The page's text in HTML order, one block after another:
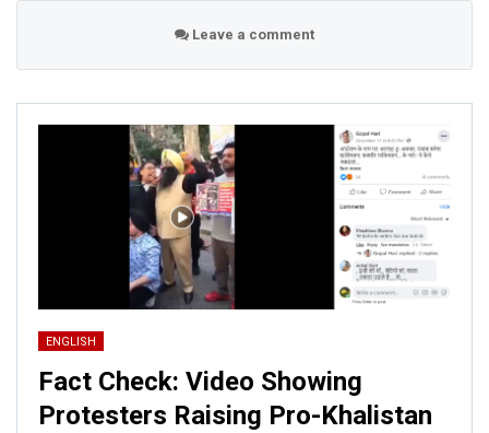
Leave a comment
ENGLISH
Fact Check: Video Showing
Protesters Raising Pro-Khalistan